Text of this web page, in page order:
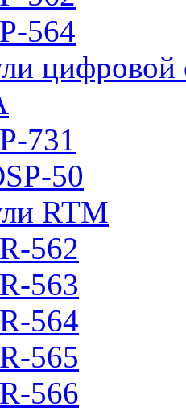
564
цифровой
731
50
RTM
562
563
564
565
566